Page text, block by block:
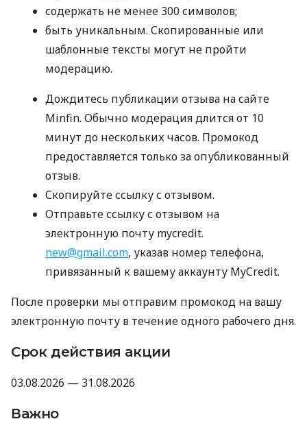
содержать не менее 300 символов;
быть уникальным. Скопированные или
шаблонные тексты могут не пройти
модерацию.
Дождитесь публикации отзыва на сайте
Minfin. Обычно модерация длится от 10
минут до нескольких часов. Промокод
предоставляется только за опубликованный
отзыв.
Скопируйте ссылку с отзывом.
Отправьте ссылку с отзывом на
электронную почту mycredit.
new@gmail.com, указав номер телефона,
привязанный к вашему аккаунту MyCredit.
После проверки мы отправим промокод на вашу
электронную почту в течение одного рабочего дня.
Срок действия акции
03.08.2026 — 31.08.2026
Важно